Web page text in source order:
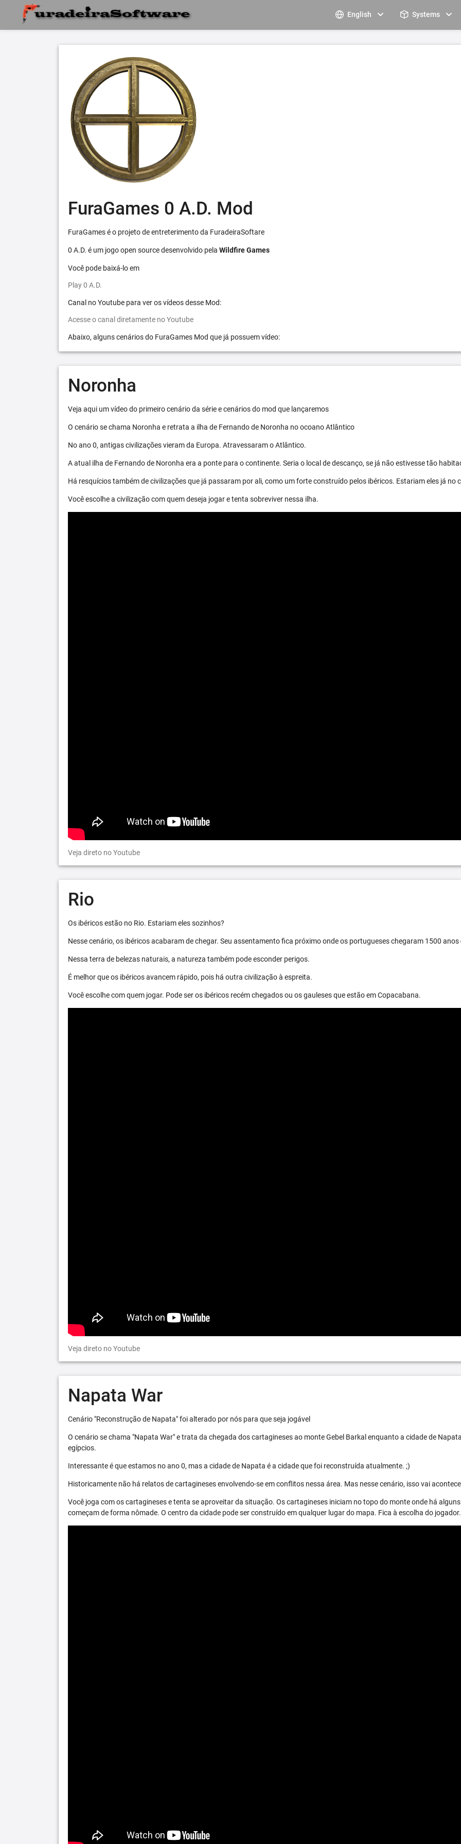
English Systems
FuraGames 0 A.D. Mod
FuraGames é o projeto de entreterimento da FuradeiraSoftare
0 A.D. é um jogo open source desenvolvido pela Wildfire Games
Você pode baixá-lo em
Play 0 A.D.
Canal no Youtube para ver os vídeos desse Mod:
Acesse o canal diretamente no Youtube
Abaixo, alguns cenários do FuraGames Mod que já possuem vídeo:
Noronha
Veja aqui um vídeo do primeiro cenário da série e cenários do mod que lançaremos
O cenário se chama Noronha e retrata a ilha de Fernando de Noronha no ocoano Atlântico
No ano 0, antigas civilizações vieram da Europa. Atravessaram o Atlântico.
A atual ilha de Fernando de Noronha era a ponte para o continente. Seria o local de descanço, se já não estivesse tão
Há resquícios também de civilizações que já passaram por ali, como um forte construído pelos ibéricos. Estariam eles já no
Você escolhe a civilização com quem deseja jogar e tenta sobreviver nessa ilha.
Veja direto no Youtube
Rio
Os ibéricos estão no Rio. Estariam eles sozinhos?
Nesse cenário, os ibéricos acabaram de chegar. Seu assentamento fica próximo onde os portugueses chegaram 1500 anos
Nessa terra de belezas naturais, a natureza também pode esconder perigos.
É melhor que os ibéricos avancem rápido, pois há outra civilização à espreita.
Você escolhe com quem jogar. Pode ser os ibéricos recém chegados ou os gauleses que estão em Copacabana.
Veja direto no Youtube
Napata War
Cenário "Reconstrução de Napata" foi alterado por nós para que seja jogável
O cenário se chama "Napata War" e trata da chegada dos cartagineses ao monte Gebel Barkal enquanto a cidade de
egípcios.
Interessante é que estamos no ano 0, mas a cidade de Napata é a cidade que foi reconstruída atualmente. ;)
Historicamente não há relatos de cartagineses envolvendo-se em conflitos nessa área. Mas nesse cenário, isso vai
Você joga com os cartagineses e tenta se aproveitar da situação. Os cartagineses iniciam no topo do monte onde há
começam de forma nômade. O centro da cidade pode ser construído em qualquer lugar do mapa. Fica à escolha do jogador.